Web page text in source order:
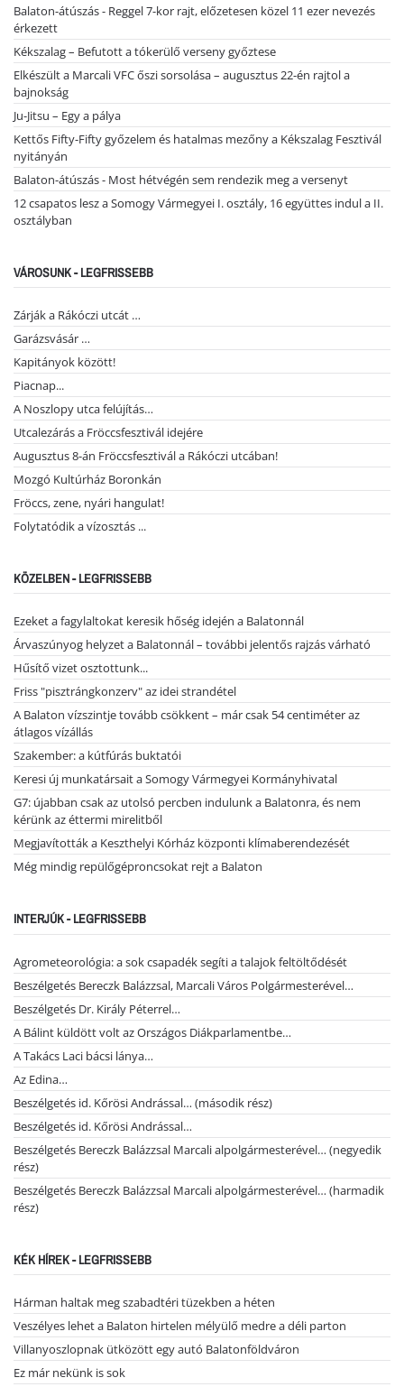
Balaton-átúszás - Reggel 7-kor rajt, előzetesen közel 11 ezer nevezés
érkezett
Kékszalag – Befutott a tókerülő verseny győztese
Elkészült a Marcali VFC őszi sorsolása – augusztus 22-én rajtol a
bajnokság
Ju-Jitsu – Egy a pálya
Kettős Fifty-Fifty győzelem és hatalmas mezőny a Kékszalag Fesztivál
nyitányán
Balaton-átúszás - Most hétvégén sem rendezik meg a versenyt
12 csapatos lesz a Somogy Vármegyei I. osztály, 16 együttes indul a II.
osztályban
VÁROSUNK - LEGFRISSEBB
Zárják a Rákóczi utcát …
Garázsvásár …
Kapitányok között!
Piacnap...
A Noszlopy utca felújítás…
Utcalezárás a Fröccsfesztivál idejére
Augusztus 8-án Fröccsfesztivál a Rákóczi utcában!
Mozgó Kultúrház Boronkán
Fröccs, zene, nyári hangulat!
Folytatódik a vízosztás ...
KÖZELBEN - LEGFRISSEBB
Ezeket a fagylaltokat keresik hőség idején a Balatonnál
Árvaszúnyog helyzet a Balatonnál – további jelentős rajzás várható
Hűsítő vizet osztottunk...
Friss "pisztrángkonzerv" az idei strandétel
A Balaton vízszintje tovább csökkent – már csak 54 centiméter az
átlagos vízállás
Szakember: a kútfúrás buktatói
Keresi új munkatársait a Somogy Vármegyei Kormányhivatal
G7: újabban csak az utolsó percben indulunk a Balatonra, és nem
kérünk az éttermi mirelitből
Megjavították a Keszthelyi Kórház központi klímaberendezését
Még mindig repülőgéproncsokat rejt a Balaton
INTERJÚK - LEGFRISSEBB
Agrometeorológia: a sok csapadék segíti a talajok feltöltődését
Beszélgetés Bereczk Balázzsal, Marcali Város Polgármesterével…
Beszélgetés Dr. Király Péterrel…
A Bálint küldött volt az Országos Diákparlamentbe…
A Takács Laci bácsi lánya…
Az Edina…
Beszélgetés id. Kőrösi Andrással… (második rész)
Beszélgetés id. Kőrösi Andrással…
Beszélgetés Bereczk Balázzsal Marcali alpolgármesterével… (negyedik
rész)
Beszélgetés Bereczk Balázzsal Marcali alpolgármesterével… (harmadik
rész)
KÉK HÍREK - LEGFRISSEBB
Hárman haltak meg szabadtéri tüzekben a héten
Veszélyes lehet a Balaton hirtelen mélyülő medre a déli parton
Villanyoszlopnak ütközött egy autó Balatonföldváron
Ez már nekünk is sok